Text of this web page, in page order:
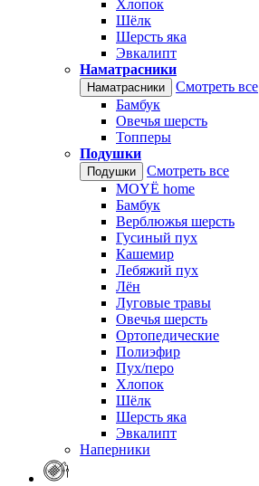
Хлопок
Шёлк
Шерсть яка
Эвкалипт
Наматрасники
Наматрасники
Смотреть все
Бамбук
Овечья шерсть
Топперы
Подушки
Подушки
Смотреть все
MOYЁ home
Бамбук
Верблюжья шерсть
Гусиный пух
Кашемир
Лебяжий пух
Лён
Луговые травы
Овечья шерсть
Ортопедические
Полиэфир
Пух/перо
Хлопок
Шёлк
Шерсть яка
Эвкалипт
Наперники